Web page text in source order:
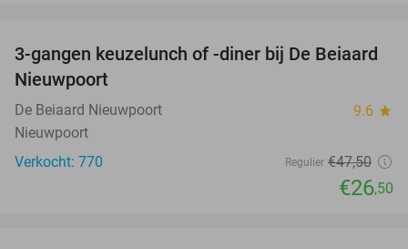
44%
3-gangen keuzelunch of -diner bij De Beiaard
Nieuwpoort
De Beiaard Nieuwpoort 9.6 star
Nieuwpoort
Verkocht: 770
Regulier €47,50
€26,50